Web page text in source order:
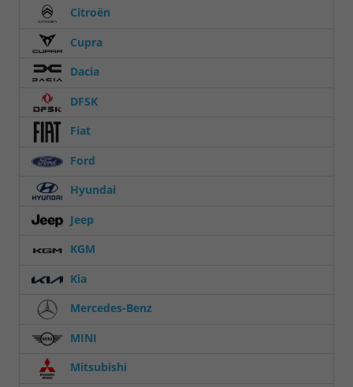
Citroën
Cupra
Dacia
DFSK
Fiat
Ford
Hyundai
Jeep
KGM
Kia
Mercedes-Benz
MINI
Mitsubishi